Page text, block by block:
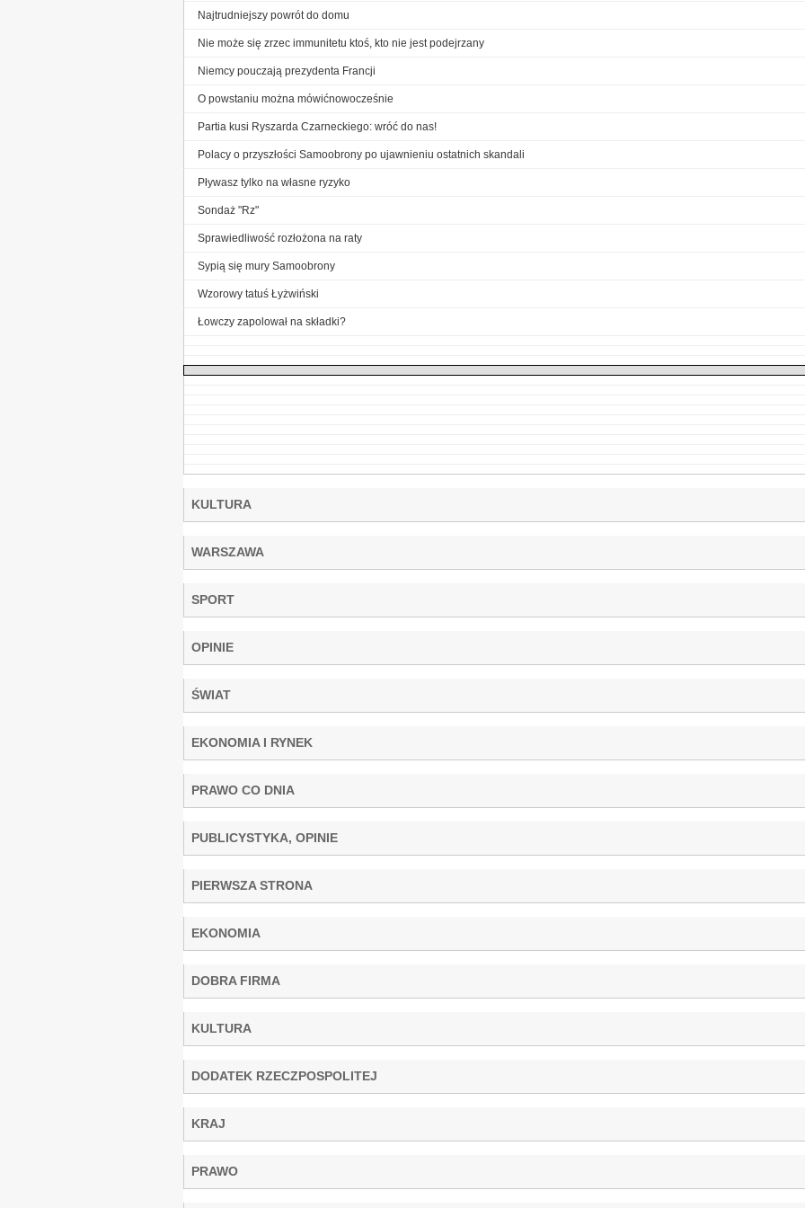
Najtrudniejszy powrót do domu
Nie może się zrzec immunitetu ktoś, kto nie jest podejrzany
Niemcy pouczają prezydenta Francji
O powstaniu można mówićnowocześnie
Partia kusi Ryszarda Czarneckiego: wróć do nas!
Polacy o przyszłości Samoobrony po ujawnieniu ostatnich skandali
Pływasz tylko na własne ryzyko
Sondaż "Rz"
Sprawiedliwość rozłożona na raty
Sypią się mury Samoobrony
Wzorowy tatuś Łyżwiński
Łowczy zapolował na składki?
KULTURA
WARSZAWA
SPORT
OPINIE
ŚWIAT
EKONOMIA I RYNEK
PRAWO CO DNIA
PUBLICYSTYKA, OPINIE
PIERWSZA STRONA
EKONOMIA
DOBRA FIRMA
KULTURA
DODATEK RZECZPOSPOLITEJ
KRAJ
PRAWO